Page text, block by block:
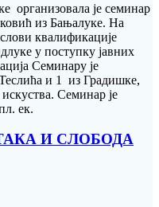
организовала је семинар
из Бањалуке. На
квалификације
у поступку јавних
Семинару је
и 1 из Градишке,
Семинар је
ек.
И СЛОБОДА